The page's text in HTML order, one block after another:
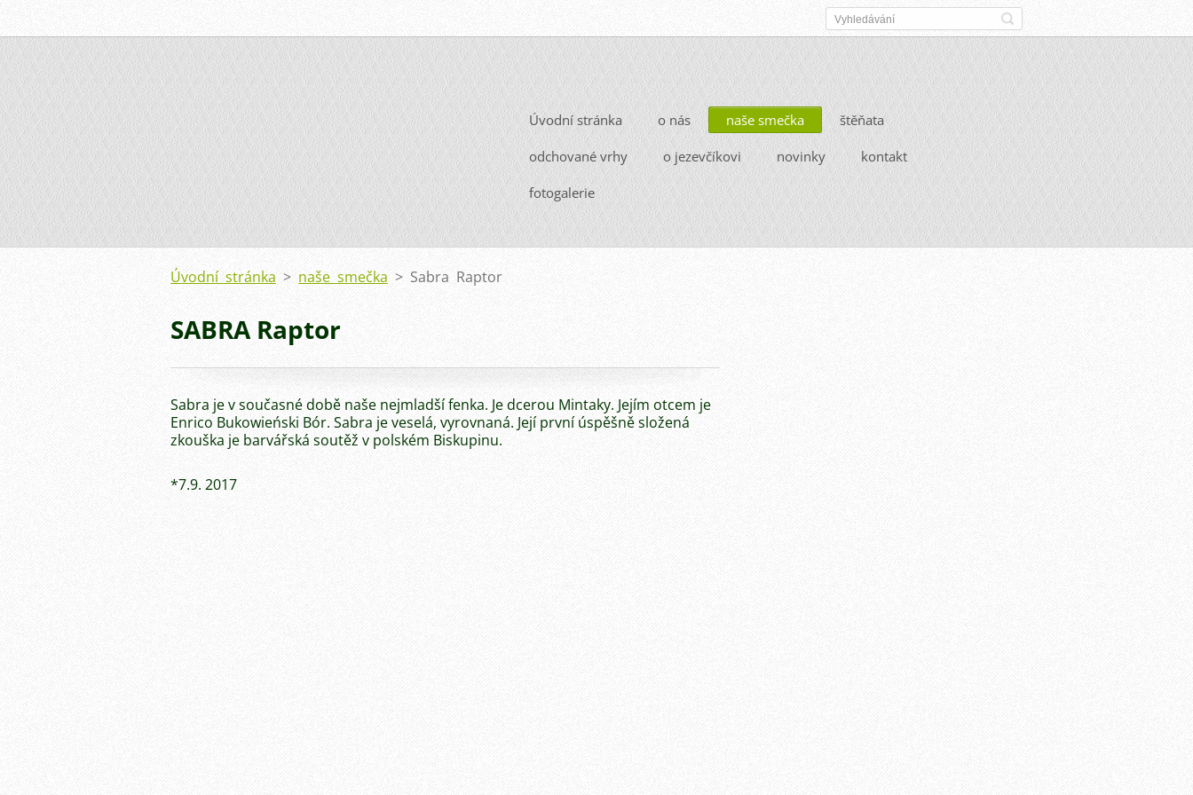
Úvodní stránka o nás naše smečka štěňata
odchované vrhy o jezevčíkovi novinky kontakt
fotogalerie
Úvodní stránka > naše smečka > Sabra Raptor
SABRA Raptor
Sabra je v současné době naše nejmladší fenka. Je dcerou Mintaky. Jejím otcem je
Enrico Bukowieński Bór. Sabra je veselá, vyrovnaná. Její první úspěšně složená
zkouška je barvářská soutěž v polském Biskupinu.
*7.9. 2017